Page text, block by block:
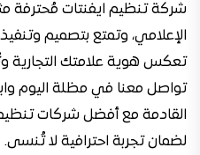
شركة تنظيم ايفنتات مُحترفة
الإعلامي، وتمتع بتصميم
تعكس هوية علامتك التجارية
تواصل معنا في مظلة اليوم
القادمة مع أفضل شركات
لضمان تجربة احترافية لا تُنسى.